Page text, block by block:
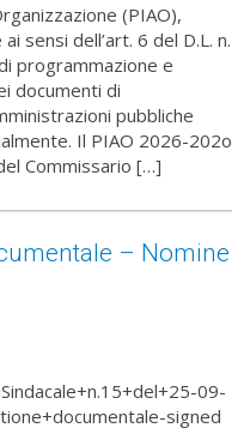
(PIAO),
sensi dell’art. 6 del D.L. n.
programmazione e
documenti di
pubbliche
Il PIAO 2026-202o
Commissario […]
– Nomine
09-
signed